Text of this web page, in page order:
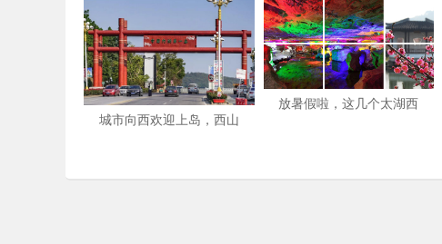
城市向西欢迎上岛，西山
放暑假啦，这几个太湖西